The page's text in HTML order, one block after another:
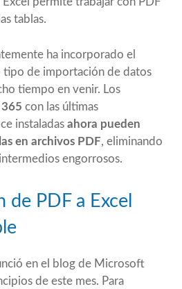
tablas.
ha incorporado el
tipo de importación de datos
tiempo en venir. Los
con las últimas
instaladas ahora pueden
en archivos PDF, eliminando
engorrosos.
de PDF a Excel
en el blog de Microsoft
de este mes. Para